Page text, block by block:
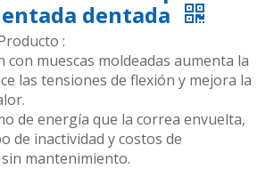
dentada
:
con muescas moldeadas aumenta la
las tensiones de flexión y mejora la
de energía que la correa envuelta,
de inactividad y costos de
mantenimiento.